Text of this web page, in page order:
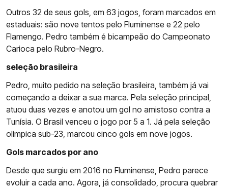
Outros 32 de seus gols, em 63 jogos, foram marcados em
estaduais: são nove tentos pelo Fluminense e 22 pelo
Flamengo. Pedro também é bicampeão do Campeonato
Carioca pelo Rubro-Negro.
seleção brasileira
Pedro, muito pedido na seleção brasileira, também já vai
começando a deixar a sua marca. Pela seleção principal,
atuou duas vezes e anotou um gol no amistoso contra a
Tunísia. O Brasil venceu o jogo por 5 a 1. Já pela seleção
olímpica sub-23, marcou cinco gols em nove jogos.
Gols marcados por ano
Desde que surgiu em 2016 no Fluminense, Pedro parece
evoluir a cada ano. Agora, já consolidado, procura quebrar